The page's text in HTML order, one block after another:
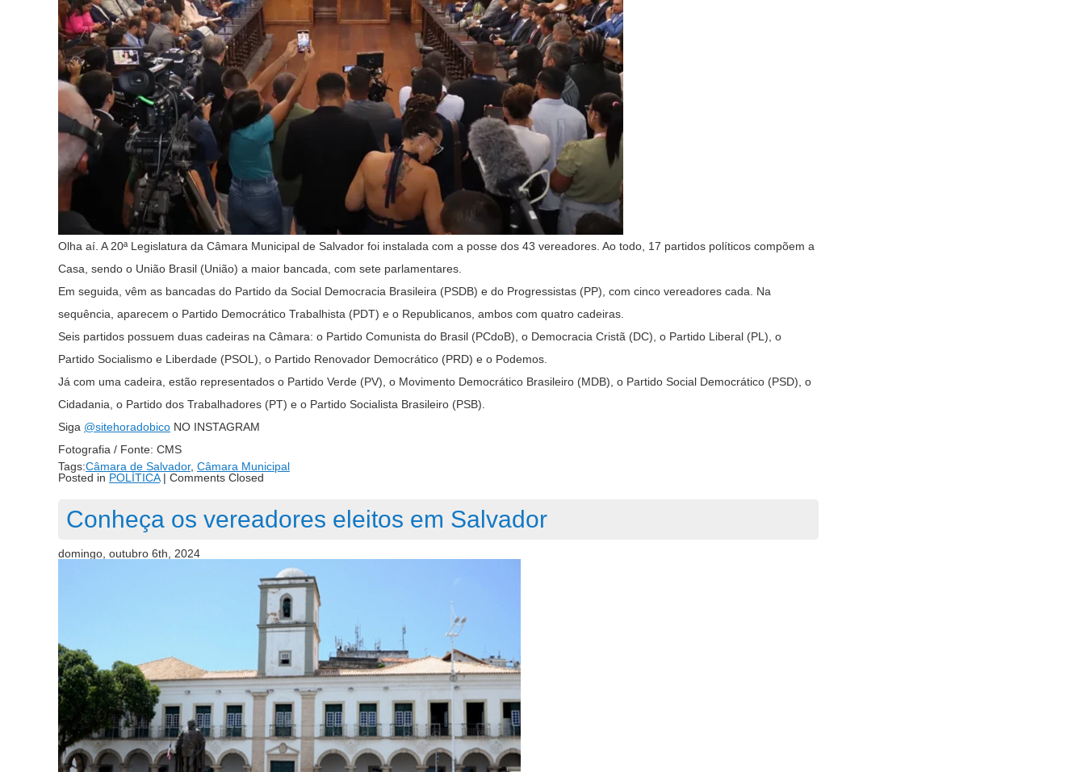
Olha aí. A 20ª Legislatura da Câmara Municipal de Salvador foi instalada com a posse dos 43 vereadores. Ao todo, 17 partidos políticos compõem a
Casa, sendo o União Brasil (União) a maior bancada, com sete parlamentares.
Em seguida, vêm as bancadas do Partido da Social Democracia Brasileira (PSDB) e do Progressistas (PP), com cinco vereadores cada. Na
sequência, aparecem o Partido Democrático Trabalhista (PDT) e o Republicanos, ambos com quatro cadeiras.
Seis partidos possuem duas cadeiras na Câmara: o Partido Comunista do Brasil (PCdoB), o Democracia Cristã (DC), o Partido Liberal (PL), o
Partido Socialismo e Liberdade (PSOL), o Partido Renovador Democrático (PRD) e o Podemos.
Já com uma cadeira, estão representados o Partido Verde (PV), o Movimento Democrático Brasileiro (MDB), o Partido Social Democrático (PSD), o
Cidadania, o Partido dos Trabalhadores (PT) e o Partido Socialista Brasileiro (PSB).
Siga @sitehoradobico NO INSTAGRAM
Fotografia / Fonte: CMS
Tags:Câmara de Salvador, Câmara Municipal
Posted in POLÍTICA| Comments Closed
Conheça os vereadores eleitos em Salvador
domingo, outubro 6th, 2024